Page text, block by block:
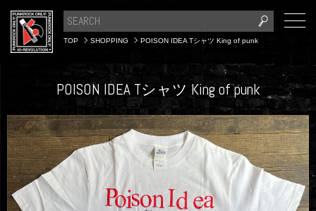
TOP SHOPPING POISON IDEA Tシャツ King of punk
POISON IDEA Tシャツ King of punk